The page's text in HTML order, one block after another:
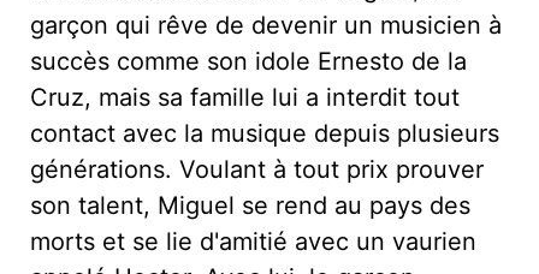
garçon qui rêve de devenir un musicien à
succès comme son idole Ernesto de la
Cruz, mais sa famille lui a interdit tout
contact avec la musique depuis plusieurs
générations. Voulant à tout prix prouver
son talent, Miguel se rend au pays des
morts et se lie d'amitié avec un vaurien